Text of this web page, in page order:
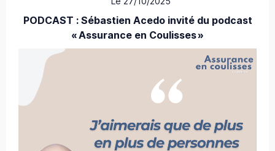
PODCAST : Sébastien Acedo invité du podcast
« Assurance en Coulisses »